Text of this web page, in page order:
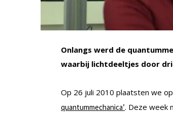
Onlangs werd de
waarbij lichtdeeltjes door
Op 26 juli 2010 plaatsten we
quantummechanica’. Deze week